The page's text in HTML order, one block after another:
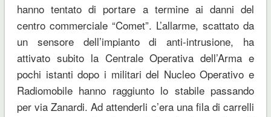
hanno tentato di portare a termine ai danni del
centro commerciale “Comet”. L’allarme, scattato da
un sensore dell’impianto di anti-intrusione, ha
attivato subito la Centrale Operativa dell’Arma e
pochi istanti dopo i militari del Nucleo Operativo e
Radiomobile hanno raggiunto lo stabile passando
per via Zanardi. Ad attenderli c’era una fila di carrelli